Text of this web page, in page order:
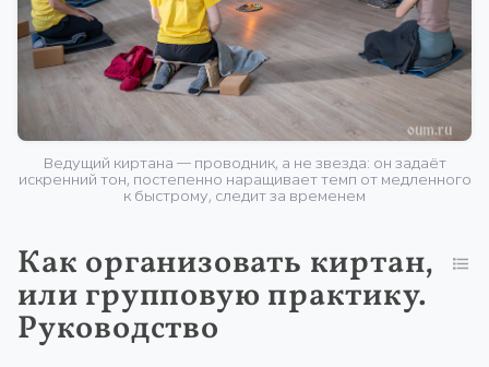
Ведущий киртана — проводник, а не звезда: он задаёт
искренний тон, постепенно наращивает темп от медленного
к быстрому, следит за временем
Как организовать киртан,
или групповую практику.
Руководство